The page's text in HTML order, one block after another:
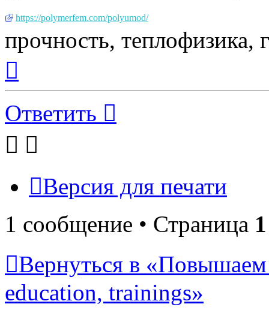
https://polymerfem.com/polyumod/
прочность, теплофизика,
началу
Ответить
Версия для печати
1 сообщение • Страница 1
Вернуться в
education, trainings»